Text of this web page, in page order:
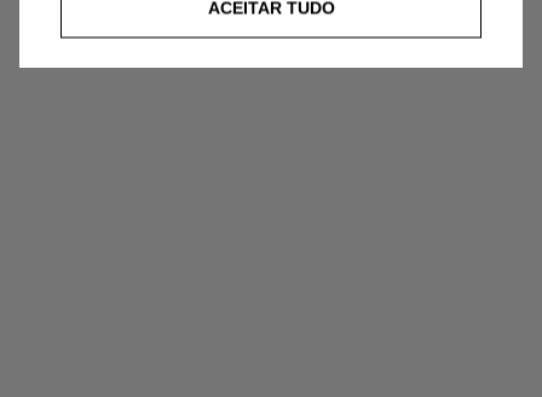
ACEITAR TUDO